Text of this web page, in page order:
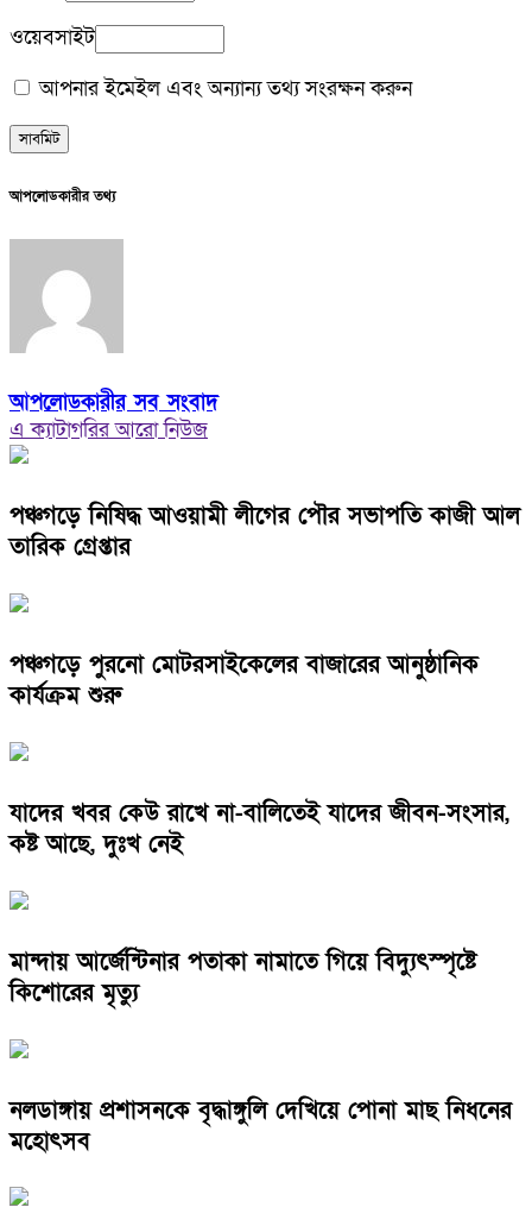
ওয়েবসাইট
আপনার ইমেইল এবং অন্যান্য তথ্য সংরক্ষন করুন
আপলোডকারীর তথ্য
আপলোডকারীর সব সংবাদ
এ ক্যাটাগরির আরো নিউজ
পঞ্চগড়ে নিষিদ্ধ আওয়ামী লীগের পৌর সভাপতি কাজী আল
তারিক গ্রেপ্তার
পঞ্চগড়ে পুরনো মোটরসাইকেলের বাজারের আনুষ্ঠানিক
কার্যক্রম শুরু
যাদের খবর কেউ রাখে না-বালিতেই যাদের জীবন-সংসার,
কষ্ট আছে, দুঃখ নেই
মান্দায় আর্জেন্টিনার পতাকা নামাতে গিয়ে বিদ্যুৎস্পৃষ্টে
কিশোরের মৃত্যু
নলডাঙ্গায় প্রশাসনকে বৃদ্ধাঙ্গুলি দেখিয়ে পোনা মাছ নিধনের
মহোৎসব